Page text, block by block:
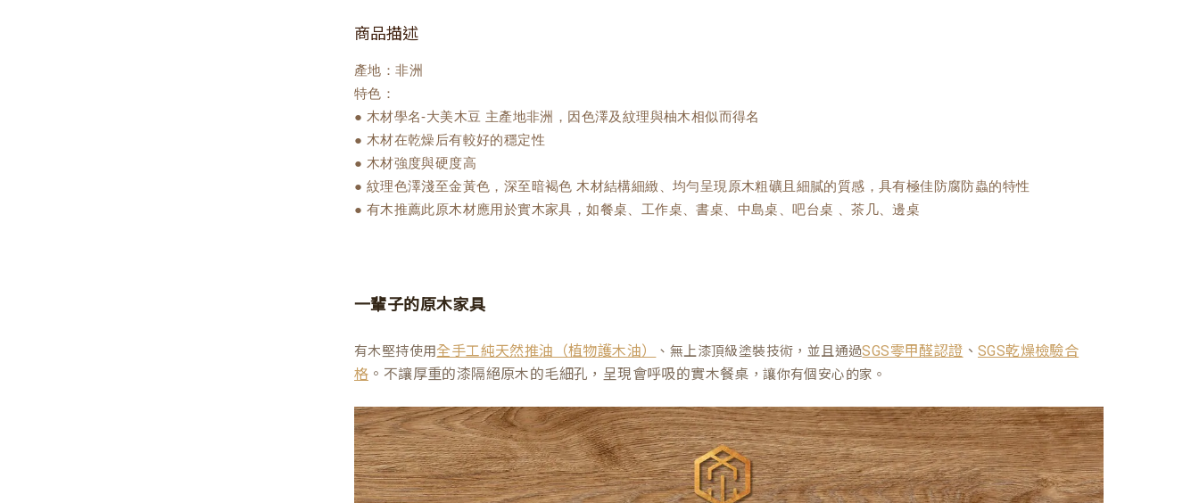
商品描述
產地：非洲
特色：
● 木材學名-大美木豆 主產地非洲，因色澤及紋理與柚木相似而得名
● 木材在乾燥后有較好的穩定性
● 木材強度與硬度高
● 紋理色澤淺至金黃色，深至暗褐色 木材結構細緻、均勻呈現原木粗礦且細膩的質感，具有極佳防腐防蟲的特性
● 有木推薦此原木材應用於實木家具，如餐桌、工作桌、書桌、中島桌、吧台桌 、茶几、邊桌
一輩子的原木家具
有木堅持使用全手工純天然推油（植物護木油） 、無上漆頂級塗裝技術，並且通過SGS零甲醛認證 、SGS乾燥檢驗合
格 。不讓厚重的漆隔絕原木的毛細孔，呈現會呼吸的實木餐桌 ，讓你有個安心的家。